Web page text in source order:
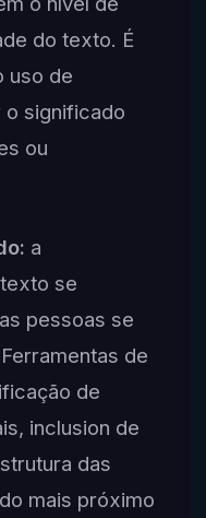
do texto. É
uso de
o significado
ou
a
se
pessoas se
de
de
inclusion de
das
mais próximo